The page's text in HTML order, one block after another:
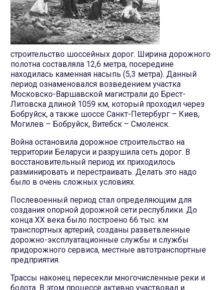
строительство шоссейных дорог. Ширина дорожного
полотна составляла 12,6 метра, посередине
находилась каменная насыпь (5,3 метра). Данный
период ознаменовался возведением участка
Московско-Варшавской магистрали до Брест-
Литовска длиной 1059 км, который проходил через
Бобруйск, а также шоссе Санкт-Петербург – Киев,
Могилев – Бобруйск, Витебск – Смоленск.
Война остановила дорожное строительство на
территории Беларуси и разрушила сеть дорог. В
восстановительный период их приходилось
разминировать и перестраивать. Делать это надо
было в очень сложных условиях.
Послевоенный период стал определяющим для
создания опорной дорожной сети республики. До
конца XX века было построено 66 тыс. км
транспортных артерий, созданы разветвленные
дорожно-эксплуатационные службы и службы
придорожного сервиса, местные автотранспортные
предприятия.
Трассы наконец пересекли многочисленные реки и
болота. В этом процессе активно участвовал и